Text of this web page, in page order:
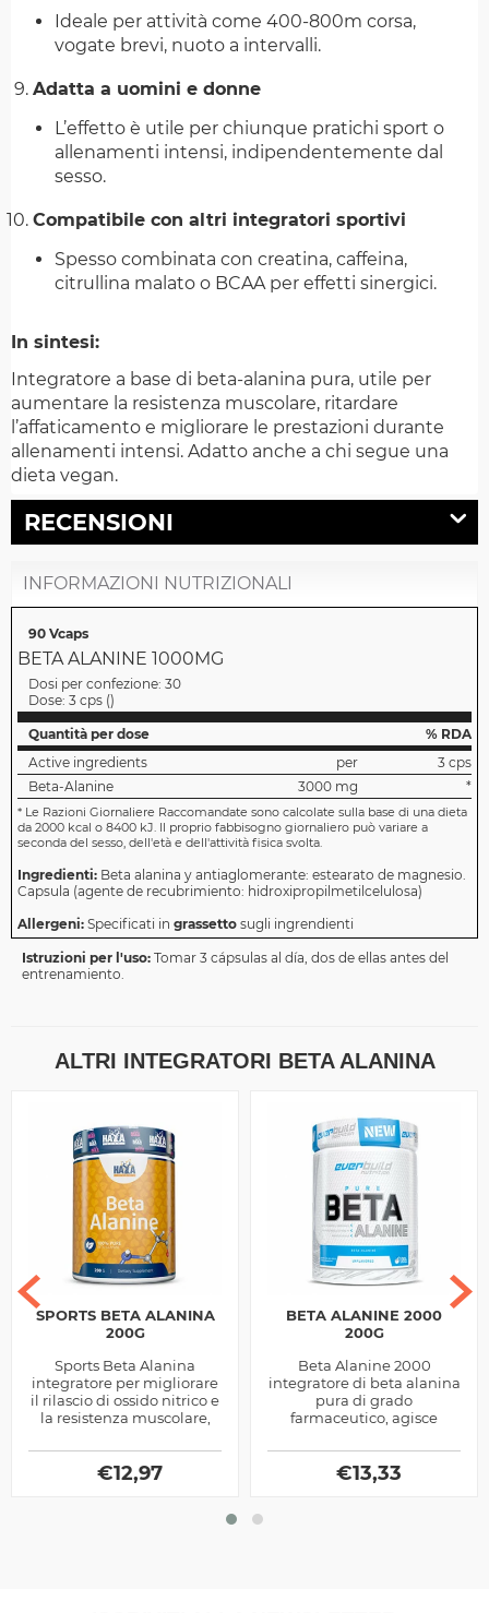
Ideale per attività come 400-800m corsa,
vogate brevi, nuoto a intervalli.
Adatta a uomini e donne
L’effetto è utile per chiunque pratichi sport o
allenamenti intensi, indipendentemente dal
sesso.
Compatibile con altri integratori sportivi
Spesso combinata con creatina, caffeina,
citrullina malato o BCAA per effetti sinergici.
In sintesi:
Integratore a base di beta-alanina pura, utile per
aumentare la resistenza muscolare, ritardare
l’affaticamento e migliorare le prestazioni durante
allenamenti intensi. Adatto anche a chi segue una
dieta vegan.
RECENSIONI
INFORMAZIONI NUTRIZIONALI
90 Vcaps
BETA ALANINE 1000MG
Dosi per confezione: 30
Dose: 3 cps ()
Quantità per dose
% RDA
Active ingredients
per
3 cps
Beta-Alanine
3000 mg *
* Le Razioni Giornaliere Raccomandate sono calcolate sulla base di una dieta
da 2000 kcal o 8400 kJ. Il proprio fabbisogno giornaliero può variare a
seconda del sesso, dell'età e dell'attività fisica svolta.
Ingredienti: Beta alanina y antiaglomerante: estearato de magnesio.
Capsula (agente de recubrimiento: hidroxipropilmetilcelulosa)
Allergeni: Specificati in grassetto sugli ingrendienti
Istruzioni per l'uso: Tomar 3 cápsulas al día, dos de ellas antes del
entrenamiento.
ALTRI INTEGRATORI BETA ALANINA
SPORTS BETA ALANINA
200G
Sports Beta Alanina
integratore per migliorare
il rilascio di ossido nitrico e
la resistenza muscolare,
pre workout sia in fase di...
€12,97
BETA ALANINE 2000
200G
Beta Alanine 2000
integratore di beta alanina
pura di grado
farmaceutico, agisce
pompaggio e, stoccata nei
muscoli, riduce gli ioni di...
€13,33